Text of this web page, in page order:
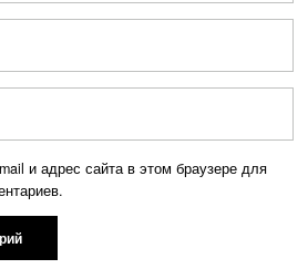
и адрес сайта в этом браузере для